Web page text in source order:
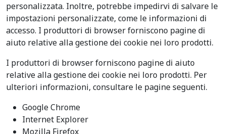
personalizzata. Inoltre, potrebbe impedirvi di salvare le
impostazioni personalizzate, come le informazioni di
accesso. I produttori di browser forniscono pagine di
aiuto relative alla gestione dei cookie nei loro prodotti.
I produttori di browser forniscono pagine di aiuto
relative alla gestione dei cookie nei loro prodotti. Per
ulteriori informazioni, consultare le pagine seguenti.
Google Chrome
Internet Explorer
Mozilla Firefox